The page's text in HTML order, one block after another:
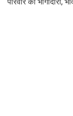
परिवार की भागीदारी,